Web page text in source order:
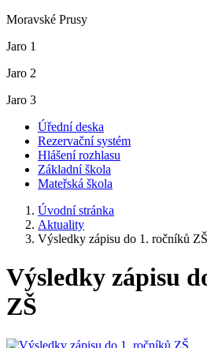
Moravské Prusy
Jaro 1
Jaro 2
Jaro 3
Úřední deska
Rezervační systém
Hlášení rozhlasu
Základní škola
Mateřská škola
Úvodní stránka
Aktuality
Výsledky zápisu do 1. ročníků ZŠ
Výsledky zápisu
ZŠ